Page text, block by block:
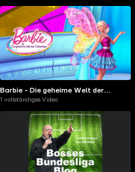
Barbie - Die geheime Welt der
Glitzerfeen
1 vollständiges Video